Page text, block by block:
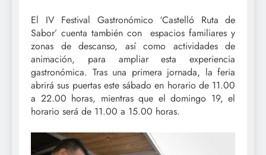
El IV Festival Gastronómico ‘Castelló Ruta de
Sabor’ cuenta también con espacios familiares y
zonas de descanso, así como actividades de
animación, para ampliar esta experiencia
gastronómica. Tras una primera jornada, la feria
abrirá sus puertas este sábado en horario de 11.00
a 22.00 horas, mientras que el domingo 19, el
horario será de 11.00 a 15.00 horas.